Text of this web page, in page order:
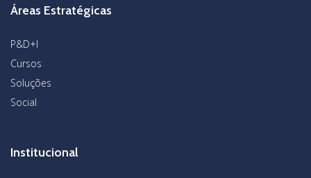
Áreas Estratégicas
P&D+I
Cursos
Soluções
Social
Institucional